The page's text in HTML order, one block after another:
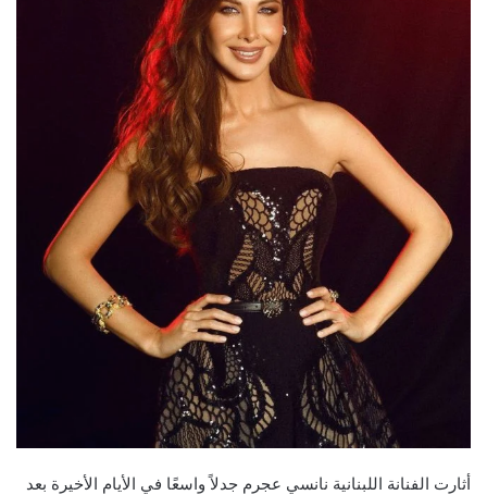
أثارت الفنانة اللبنانية نانسي عجرم جدلاً واسعًا في الأيام الأخيرة بعد